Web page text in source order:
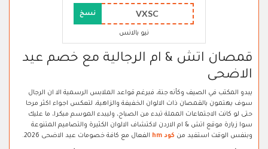
VXSC نسخ
نيو بالانس
قمصان اتش & ام الرجالية مع خصم عيد
الاضحى
يبدو المكتب في الصيف وكأنه جنة، فبرغم قواعد الملابس الرسمية الا ان الرجال
سوف يهتمون بالقمصان ذات الالوان الخفيفة والزاهية، لتعكس اجواء اكثر مرحا
حتى لو كانت الاجتماعات المملة تبدء من الصباح، وليبدء الموسم مبكرا، ما عليك
سوا زيارة موقع اتش & ام الاردن لاكتشاف الالوان الكثيرة والتصاميم المتنوعة
وبنفس الوقت استفيد من كود hm الفعال مع كافة خصومات عيد الاضحى 2026.